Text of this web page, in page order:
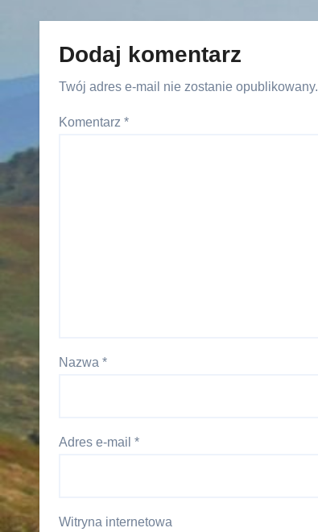
Dodaj komentarz
Twój adres e-mail nie zostanie opublikowany.
Komentarz *
Nazwa *
Adres e-mail *
Witryna internetowa